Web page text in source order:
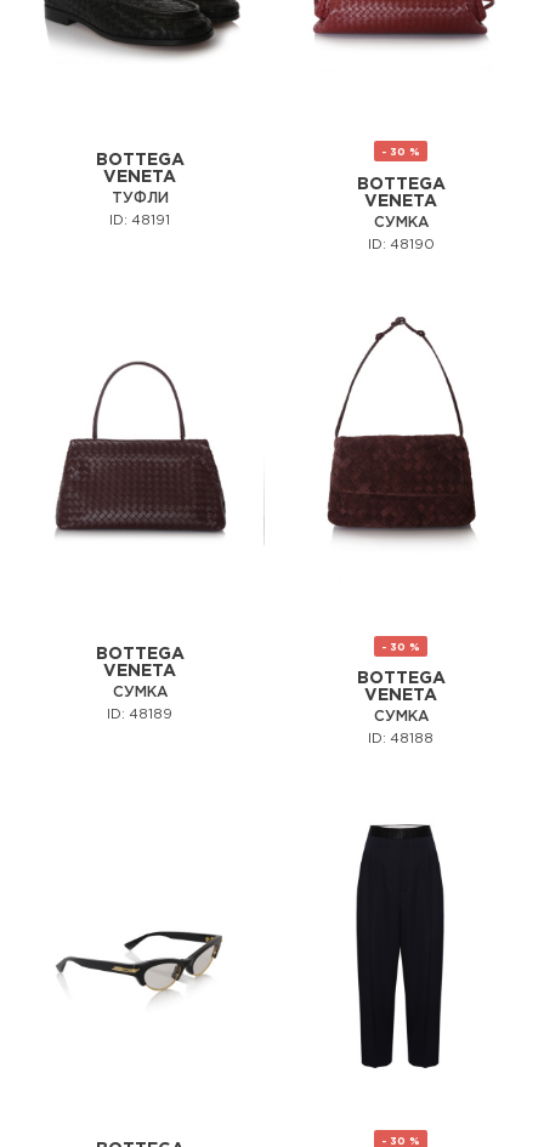
BOTTEGA
VENETA
ТУФЛИ
ID: 48191
- 30 %
BOTTEGA
VENETA
СУМКА
ID: 48190
BOTTEGA
VENETA
СУМКА
ID: 48189
- 30 %
BOTTEGA
VENETA
СУМКА
ID: 48188
- 30 %